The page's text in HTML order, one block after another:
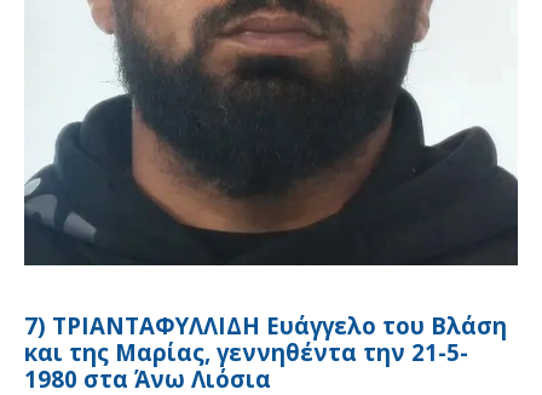
7) ΤΡΙΑΝΤΑΦΥΛΛΙΔΗ Ευάγγελο του Βλάση
και της Μαρίας, γεννηθέντα την 21-5-
1980 στα Άνω Λιόσια